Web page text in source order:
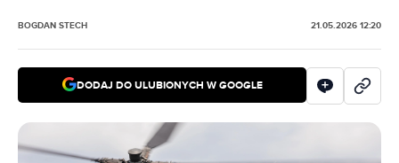
BOGDAN STECH 21.05.2026 12:20
DODAJ DO ULUBIONYCH W GOOGLE